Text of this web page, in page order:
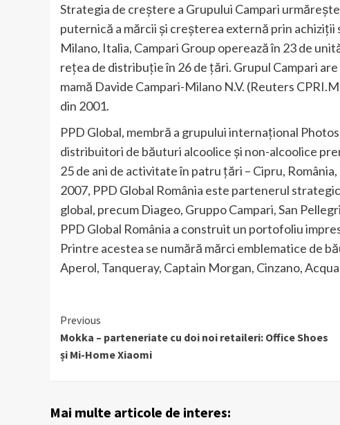
Strategia de creștere a Grupului Campari
puternică a mărcii și creșterea externă prin
Milano, Italia, Campari Group operează în 23 de
rețea de distribuție în 26 de țări. Grupul Campari
mamă Davide Campari-Milano N.V. (Reuters
din 2001.
PPD Global, membră a grupului internațional
distribuitori de băuturi alcoolice și non-alcoolice
25 de ani de activitate în patru țări – Cipru,
2007, PPD Global România este partenerul
global, precum Diageo, Gruppo Campari, San
PPD Global România a construit un portofoliu
Printre acestea se numără mărci emblematice de
Aperol, Tanqueray, Captain Morgan, Cinzano,
Continue
Reading
Previous
Mokka – parteneriate cu doi noi retaileri: Office Shoes
și Mi-Home Xiaomi
Mai multe articole de interes: